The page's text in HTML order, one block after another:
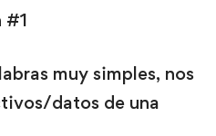
#1
muy simples, nos
datos de una